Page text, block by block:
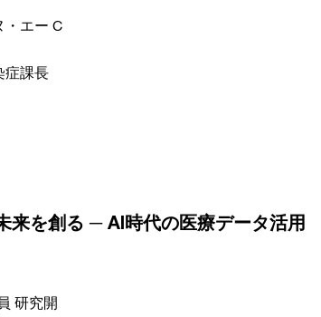
・エー C
症課長
を創る ─ AI時代の医療データ活用
研究開